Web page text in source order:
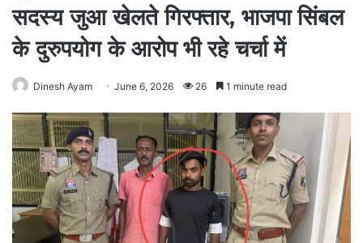
सदस्य जुआ खेलते गिरफ्तार, भाजपा सिंबल
के दुरुपयोग के आरोप भी रहे चर्चा में
Dinesh Ayam June 6, 2026 26 1 minute read